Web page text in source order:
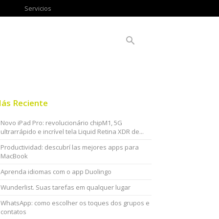
Servicios
Reciente
Novo iPad Pro: revolucionário chipM1, 5G
ultrarrápido e incrível tela Liquid Retina XDR de...
Productividad: descubrí las mejores apps para
MacBook
Aprenda idiomas com o app Duolingo
Wunderlist. Suas tarefas em qualquer lugar
WhatsApp: como escolher os toques dos grupos e
contatos